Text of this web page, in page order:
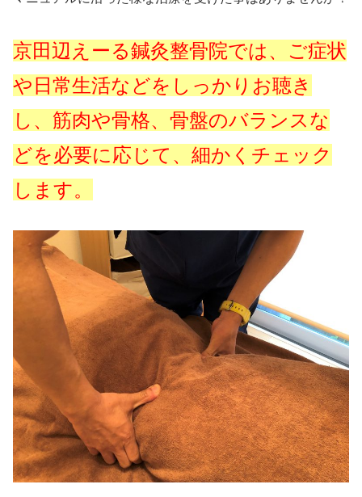
京田辺えーる鍼灸整骨院では、ご症状
や日常生活などをしっかりお聴き
し、筋肉や骨格、骨盤のバランスな
どを必要に応じて、細かくチェック
します。